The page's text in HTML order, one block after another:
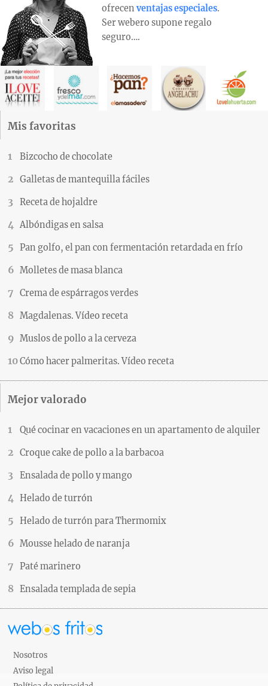
ofrecen ventajas especiales.
Ser webero supone regalo
seguro….
Mis favoritas
Bizcocho de chocolate
Galletas de mantequilla fáciles
Receta de hojaldre
Albóndigas en salsa
Pan golfo, el pan con fermentación retardada en frío
Molletes de masa blanca
Crema de espárragos verdes
Magdalenas. Vídeo receta
Muslos de pollo a la cerveza
Cómo hacer palmeritas. Vídeo receta
Mejor valorado
Qué cocinar en vacaciones en un apartamento de alquiler
Croque cake de pollo a la barbacoa
Ensalada de pollo y mango
Helado de turrón
Helado de turrón para Thermomix
Mousse helado de naranja
Paté marinero
Ensalada templada de sepia
Nosotros
Aviso legal